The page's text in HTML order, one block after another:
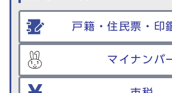
戸籍・住民票・印
マイナンバ